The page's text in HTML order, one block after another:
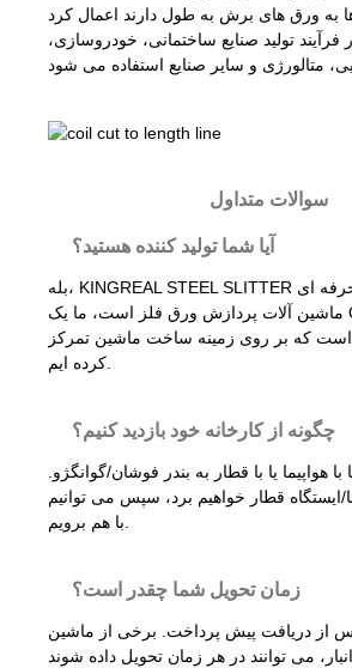
به ورق های برش به طول دارند اعمال کرد
تولید صنایع ساختمانی، خودروسازی،
سوالات متداول
آیا شما تولید کننده هستید؟
بله، KINGREAL STEEL SLITTER یک تولید کننده حرفه ای
از 20 سال است که بر روی زمینه ساخت ماشین تمرکز
چگونه از کارخانه خود بازدید کنیم؟
هواپیما یا با قطار به بندر فوشان/گوانگژو.
ایستگاه قطار خواهیم برد، سپس می توانیم
زمان تحویل شما چقدر است؟
80 روز پس از دریافت پیش پرداخت. برخی از ماشین